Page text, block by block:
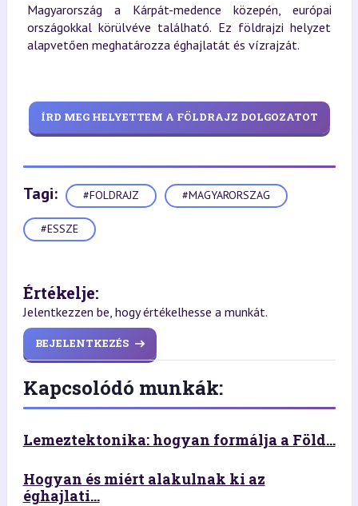
Magyarország a Kárpát-medence közepén, európai
országokkal körülvéve található. Ez földrajzi helyzet
alapvetően meghatározza éghajlatát és vízrajzát.
ÍRD MEG HELYETTEM A FÖLDRAJZ DOLGOZATOT
Tagi: #FOLDRAJZ #MAGYARORSZAG
#ESSZE
Értékelje:
Jelentkezzen be, hogy értékelhesse a munkát.
BEJELENTKEZÉS
Kapcsolódó munkák:
Lemeztektonika: hogyan formálja a Föld...
Hogyan és miért alakulnak ki az
éghajlati...